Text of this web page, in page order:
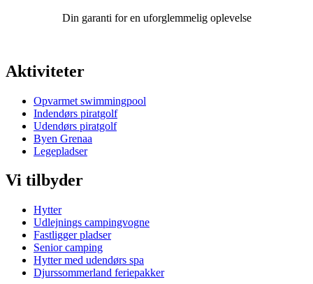
Din garanti for en uforglemmelig oplevelse
Aktiviteter
Opvarmet swimmingpool
Indendørs piratgolf
Udendørs piratgolf
Byen Grenaa
Legepladser
Vi tilbyder
Hytter
Udlejnings campingvogne
Fastligger pladser
Senior camping
Hytter med udendørs spa
Djurssommerland feriepakker